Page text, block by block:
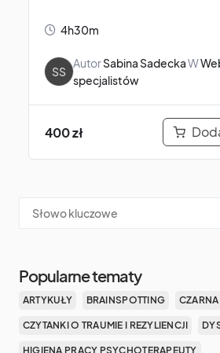
4h30m
SS
AutorSabina SadeckaW
specjalistów
400zł
Popularne tematy
ARTYKUŁY BRAINSPOTTING
CZYTANKI O TRAUMIE I REZYLIENCJI
HIGIENA PRACY PSYCHOTERAPEUTY